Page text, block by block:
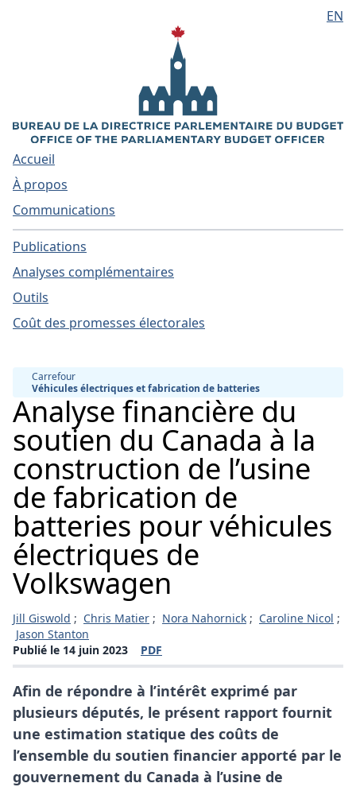
Aller au contenu principal
EN
Accueil
À propos
Communications
Publications
Analyses complémentaires
Outils
Coût des promesses électorales
Carrefour
Véhicules électriques et fabrication de batteries
Analyse financière du
soutien du Canada à la
construction de l’usine
de fabrication de
batteries pour véhicules
électriques de
Volkswagen
Jill Giswold ; Chris Matier ; Nora Nahornick ; Caroline Nicol ;
Jason Stanton
Publié le 14 juin 2023
PDF
(s'ouvre dans une nouvelle fenêtre)
Afin de répondre à l’intérêt exprimé par
plusieurs députés, le présent rapport fournit
une estimation statique des coûts de
l’ensemble du soutien financier apporté par le
gouvernement du Canada à l’usine de